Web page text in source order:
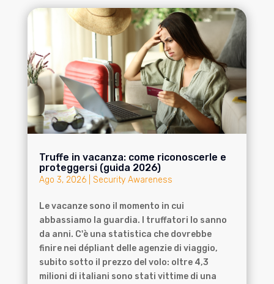
Truffe in vacanza: come riconoscerle e
proteggersi (guida 2026)
Ago 3, 2026| Security Awareness
Le vacanze sono il momento in cui
abbassiamo la guardia. I truffatori lo sanno
da anni. C'è una statistica che dovrebbe
finire nei dépliant delle agenzie di viaggio,
subito sotto il prezzo del volo: oltre 4,3
milioni di italiani sono stati vittime di una